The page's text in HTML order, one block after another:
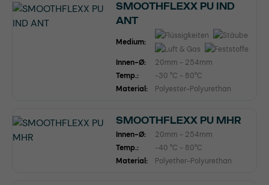
SMOOTHFLEXX PU IND
ANT
Medium:
Innen-Ø:
20mm - 254mm
Temp.:
-30 °C - 80°C
Material:
Polyester-Polyurethan
SMOOTHFLEXX PU MHR
Innen-Ø:
20mm - 254mm
Temp.:
-40 °C - 80°C
Material:
Polyether-Polyurethan